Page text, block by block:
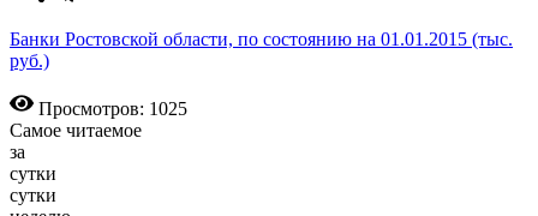
Банки Ростовской области, по состоянию на 01.01.2015 (тыс.
руб.)
Просмотров: 1025
Самое читаемое
за
сутки
сутки